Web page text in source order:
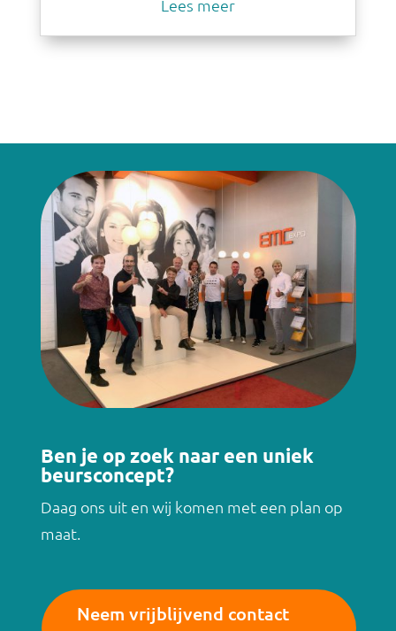
Lees meer
Ben je op zoek naar een uniek
beursconcept?
Daag ons uit en wij komen met een plan op
maat.
Neem vrijblijvend contact